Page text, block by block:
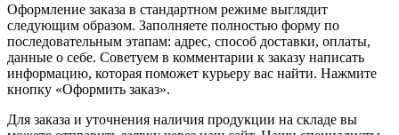
Оформление заказа в стандартном режиме выглядит
следующим образом. Заполняете полностью форму по
последовательным этапам: адрес, способ доставки, оплаты,
данные о себе. Советуем в комментарии к заказу написать
информацию, которая поможет курьеру вас найти. Нажмите
кнопку «Оформить заказ».
Для заказа и уточнения наличия продукции на складе вы